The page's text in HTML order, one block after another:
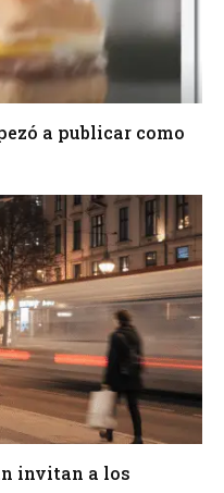
a publicar como
invitan a los